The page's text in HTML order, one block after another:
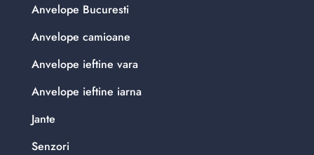
Anvelope Bucuresti
Anvelope camioane
Anvelope ieftine vara
Anvelope ieftine iarna
Jante
Senzori